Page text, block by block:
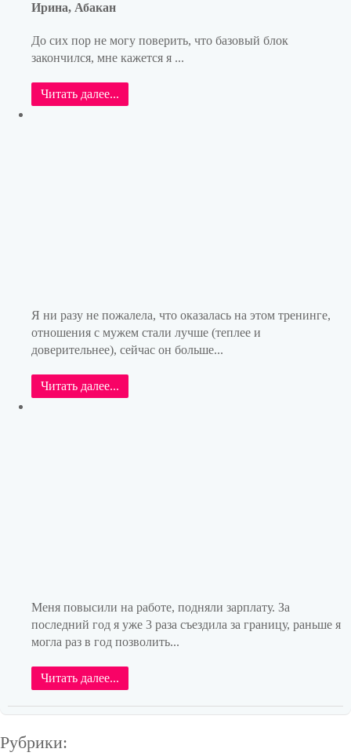
Ирина, Абакан
До сих пор не могу поверить, что базовый блок
закончился, мне кажется я ...
Читать далее...
Я ни разу не пожалела, что оказалась на этом тренинге,
отношения с мужем стали лучше (теплее и
доверительнее), сейчас он больше...
Читать далее...
Меня повысили на работе, подняли зарплату. За
последний год я уже 3 раза съездила за границу, раньше я
могла раз в год позволить...
Читать далее...
Рубрики: